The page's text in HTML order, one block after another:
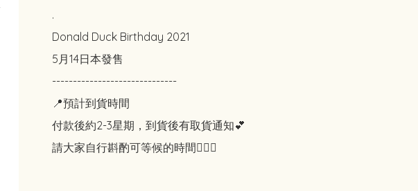
.
Donald Duck Birthday 2021
5月14日本發售
------------------------------
📍預計到貨時間
付款後約2-3星期，到貨後有取貨通知💕
請大家自行斟酌可等候的時間🙇🏻‍♀️